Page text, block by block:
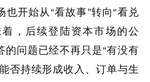
也开始从“看故事”转向“看兑
，后续登陆资本市场的公
的问题已经不再只是“有没有
否持续形成收入、订单与生